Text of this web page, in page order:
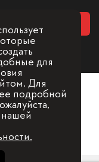
Вами
для
Для
подробной
нашей